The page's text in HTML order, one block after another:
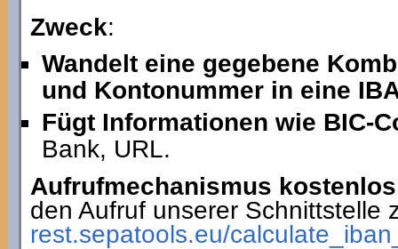
Zweck:
Wandelt eine gegebene
und Kontonummer in eine
Fügt Informationen wie BIC-
Bank, URL.
Aufrufmechanismus
den Aufruf unserer Schnittstelle
rest.sepatools.eu/